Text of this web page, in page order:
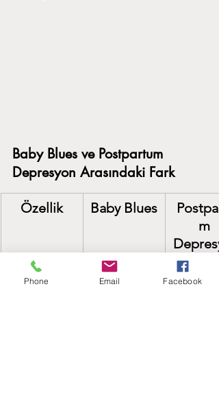
Baby Blues ve Postpartum
Depresyon Arasındaki Fark
Özellik Baby Blues
m
Başlama
Doğumdan
Phone Email Facebook